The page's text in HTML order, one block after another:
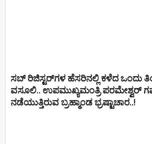
ಸಬ್ ರಿಜಿಸ್ಟರ್​ಗಳ ಹೆಸರಿನಲ್ಲಿ ಕಳೆದ ಒಂದು
ವಸೂಲಿ.. ಉಪಮುಖ್ಯಮಂತ್ರಿ ಪರಮೇಶ್ವರ್​
ನಡೆಯುತ್ತಿರುವ ಬ್ರಹ್ಮಾಂಡ ಭ್ರಷ್ಟಾಚಾರ..!